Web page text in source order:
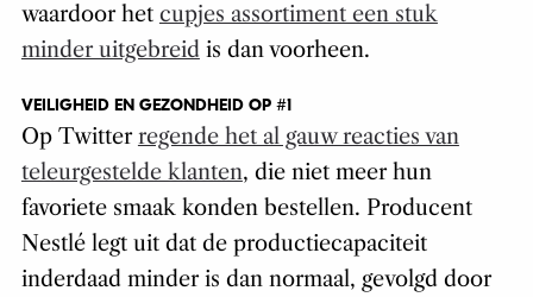
waardoor het cupjes assortiment een stuk
minder uitgebreid is dan voorheen.
VEILIGHEID EN GEZONDHEID OP #1
Op Twitterregende het al gauw reacties van
teleurgestelde klanten, die niet meer hun
favoriete smaak konden bestellen. Producent
Nestlé legt uit dat de productiecapaciteit
inderdaad minder is dan normaal, gevolgd door